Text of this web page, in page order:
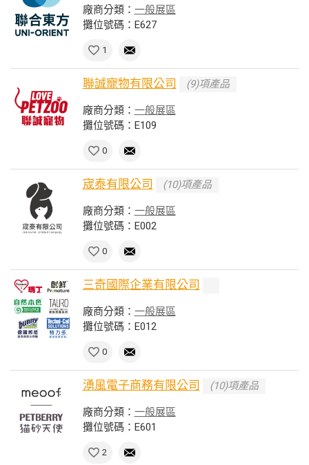
廠商分類： 一般展區
攤位號碼：E627
1
聯誠寵物有限公司 (9)項產品
廠商分類： 一般展區
攤位號碼：E109
0
宬泰有限公司 (10)項產品
廠商分類： 一般展區
攤位號碼：E002
0
三奇國際企業有限公司
廠商分類： 一般展區
攤位號碼：E012
0
湧風電子商務有限公司 (10)項產品
廠商分類： 一般展區
攤位號碼：E601
2